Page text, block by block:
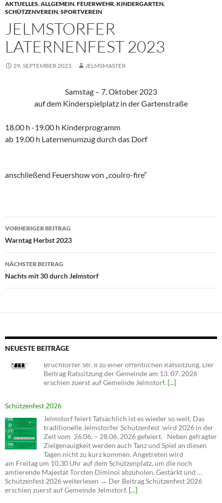
AKTUELLES,ALLGEMEIN,FEUERWEHR,KINDERGARTEN,
SCHÜTZENVEREIN,SPORTVEREIN
JELMSTORFER
LATERNENFEST 2023
29. SEPTEMBER 2023 JELMSMASTER
Samstag – 7. Oktober 2023
auf dem Kinderspielplatz in der Gartenstraße
18.00 h -19.00 h Kinderprogramm
ab 19.00 h Laternenumzug durch das Dorf
anschließend Feuershow von „coulro-fire“
Beitragsnavigation
VORHERIGER BEITRAG
Warntag Herbst 2023
NÄCHSTER BEITRAG
Nachts mit 30 durch Jelmstorf
NEUESTE BEITRÄGE
Schützenfest 2026
Jelmstorf feiert Tatsächlich ist es wieder so weit. Das
Zielgenauigkeit werden auch Tanz und Spiel an diesen
Tagen nicht zu kurz kommen. Angetreten wird
am Freitag um 10.30 Uhr auf dem Schützenplatz, um die noch
amtierende Majestät Torsten Diminoi abzuholen. Gestärkt und …
Schützenfest 2026 weiterlesen → Der Beitrag Schützenfest 2026
erschien zuerst auf Gemeinde Jelmstorf.[...]
Sportfest 2026
Am Samstag, 13.06.2026 findet wieder das Jelmstorfer